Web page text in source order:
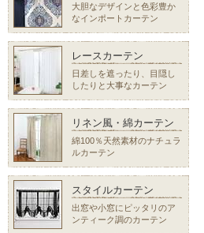
大胆なデザインと色彩豊か
なインポートカーテン
レースカーテン
日差しを遮ったり、目隠し
したりと大事なカーテン
リネン風・綿カーテン
綿100％天然素材のナチュラ
ルカーテン
スタイルカーテン
出窓や小窓にピッタリのア
ンティーク調のカーテン